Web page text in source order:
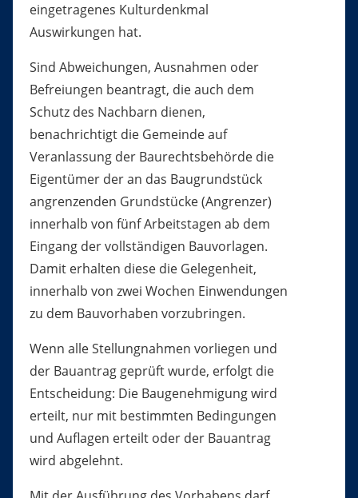
eingetragenes Kulturdenkmal
Auswirkungen hat.
Sind Abweichungen, Ausnahmen oder
Befreiungen beantragt, die auch dem
Schutz des Nachbarn dienen,
benachrichtigt die Gemeinde auf
Veranlassung der Baurechtsbehörde die
Eigentümer der an das Baugrundstück
angrenzenden Grundstücke (Angrenzer)
innerhalb von fünf Arbeitstagen ab dem
Eingang der vollständigen Bauvorlagen.
Damit erhalten diese die Gelegenheit,
innerhalb von zwei Wochen Einwendungen
zu dem Bauvorhaben vorzubringen.
Wenn alle Stellungnahmen vorliegen und
der Bauantrag geprüft wurde, erfolgt die
Entscheidung: Die Baugenehmigung wird
erteilt, nur mit bestimmten Bedingungen
und Auflagen erteilt oder der Bauantrag
wird abgelehnt.